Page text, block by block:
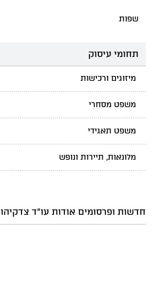
שפות
תחומי עיסוק
מיזוגים ורכישות
משפט מסחרי
משפט תאגידי
מלונאות, תיירות ונופש
חדשות ופרסומים אודות עו"ד צדקיהו